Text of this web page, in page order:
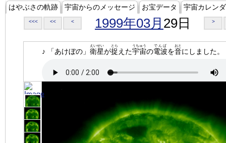
はやぶさの軌跡 宇宙からのメッセージ お宝データ 宇宙カレン
<<< << < 1999年03月 29日 >
♪ 「あけぼの」 衛星
えいせい
が捉
とら
えた宇宙
うちゅう
の電波
でんぱ
を音
おと
にしました。